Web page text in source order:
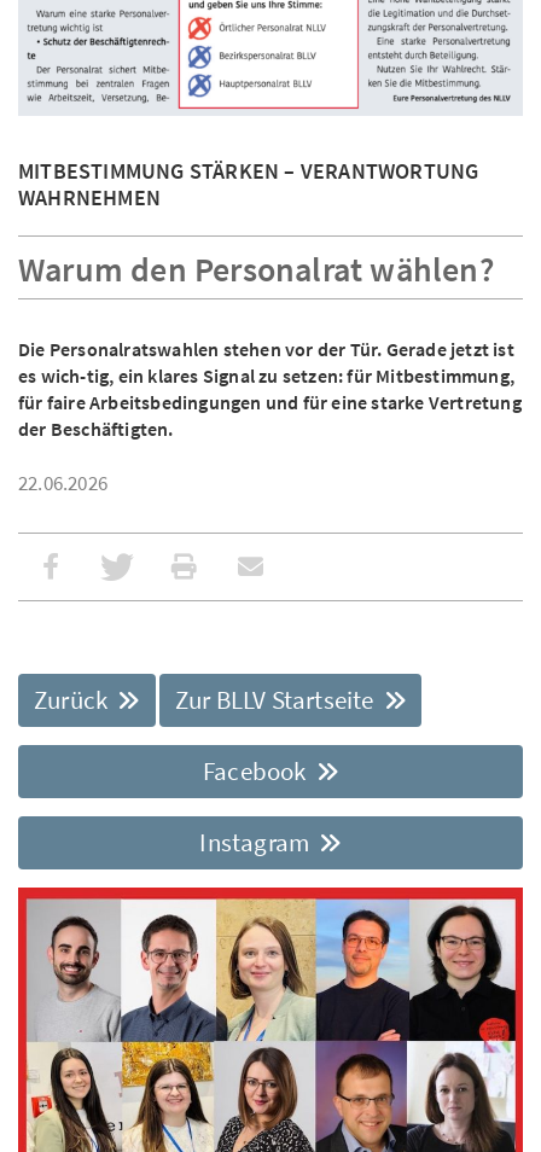
MITBESTIMMUNG STÄRKEN – VERANTWORTUNG
WAHRNEHMEN
Warum den Personalrat wählen?
Die Personalratswahlen stehen vor der Tür. Gerade jetzt ist
es wich-tig, ein klares Signal zu setzen: für Mitbestimmung,
für faire Arbeitsbedingungen und für eine starke Vertretung
der Beschäftigten.
22.06.2026
Zurück Zur BLLV Startseite
Facebook
Instagram